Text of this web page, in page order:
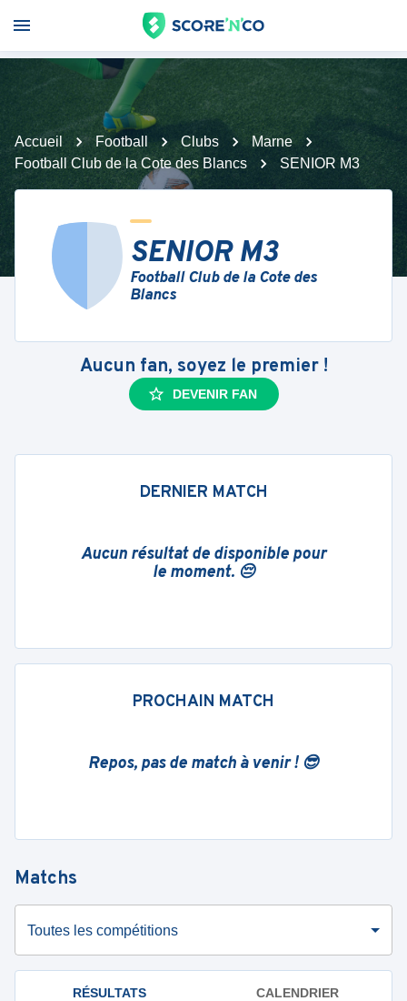
Accueil Football Clubs
Marne
Football Club de la Cote des Blancs
SENIOR M3
SENIOR M3
Football Club de la Cote des
Blancs
Aucun fan, soyez le premier !
DEVENIR FAN
DERNIER MATCH
Aucun résultat de disponible pour
le moment. 😔
PROCHAIN MATCH
Repos, pas de match à venir ! 😎
Matchs
Toutes les compétitions
RÉSULTATS CALENDRIER